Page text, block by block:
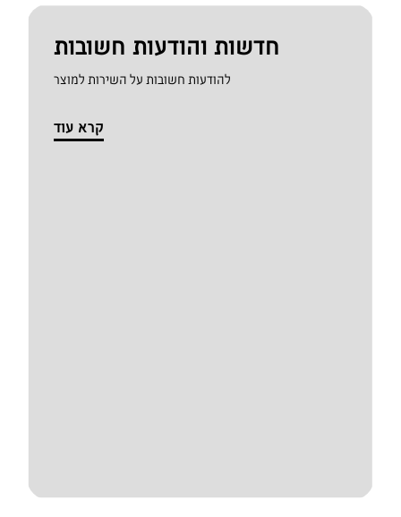
חדשות והודעות חשובות
להודעות חשובות על השירות למוצר
קרא עוד